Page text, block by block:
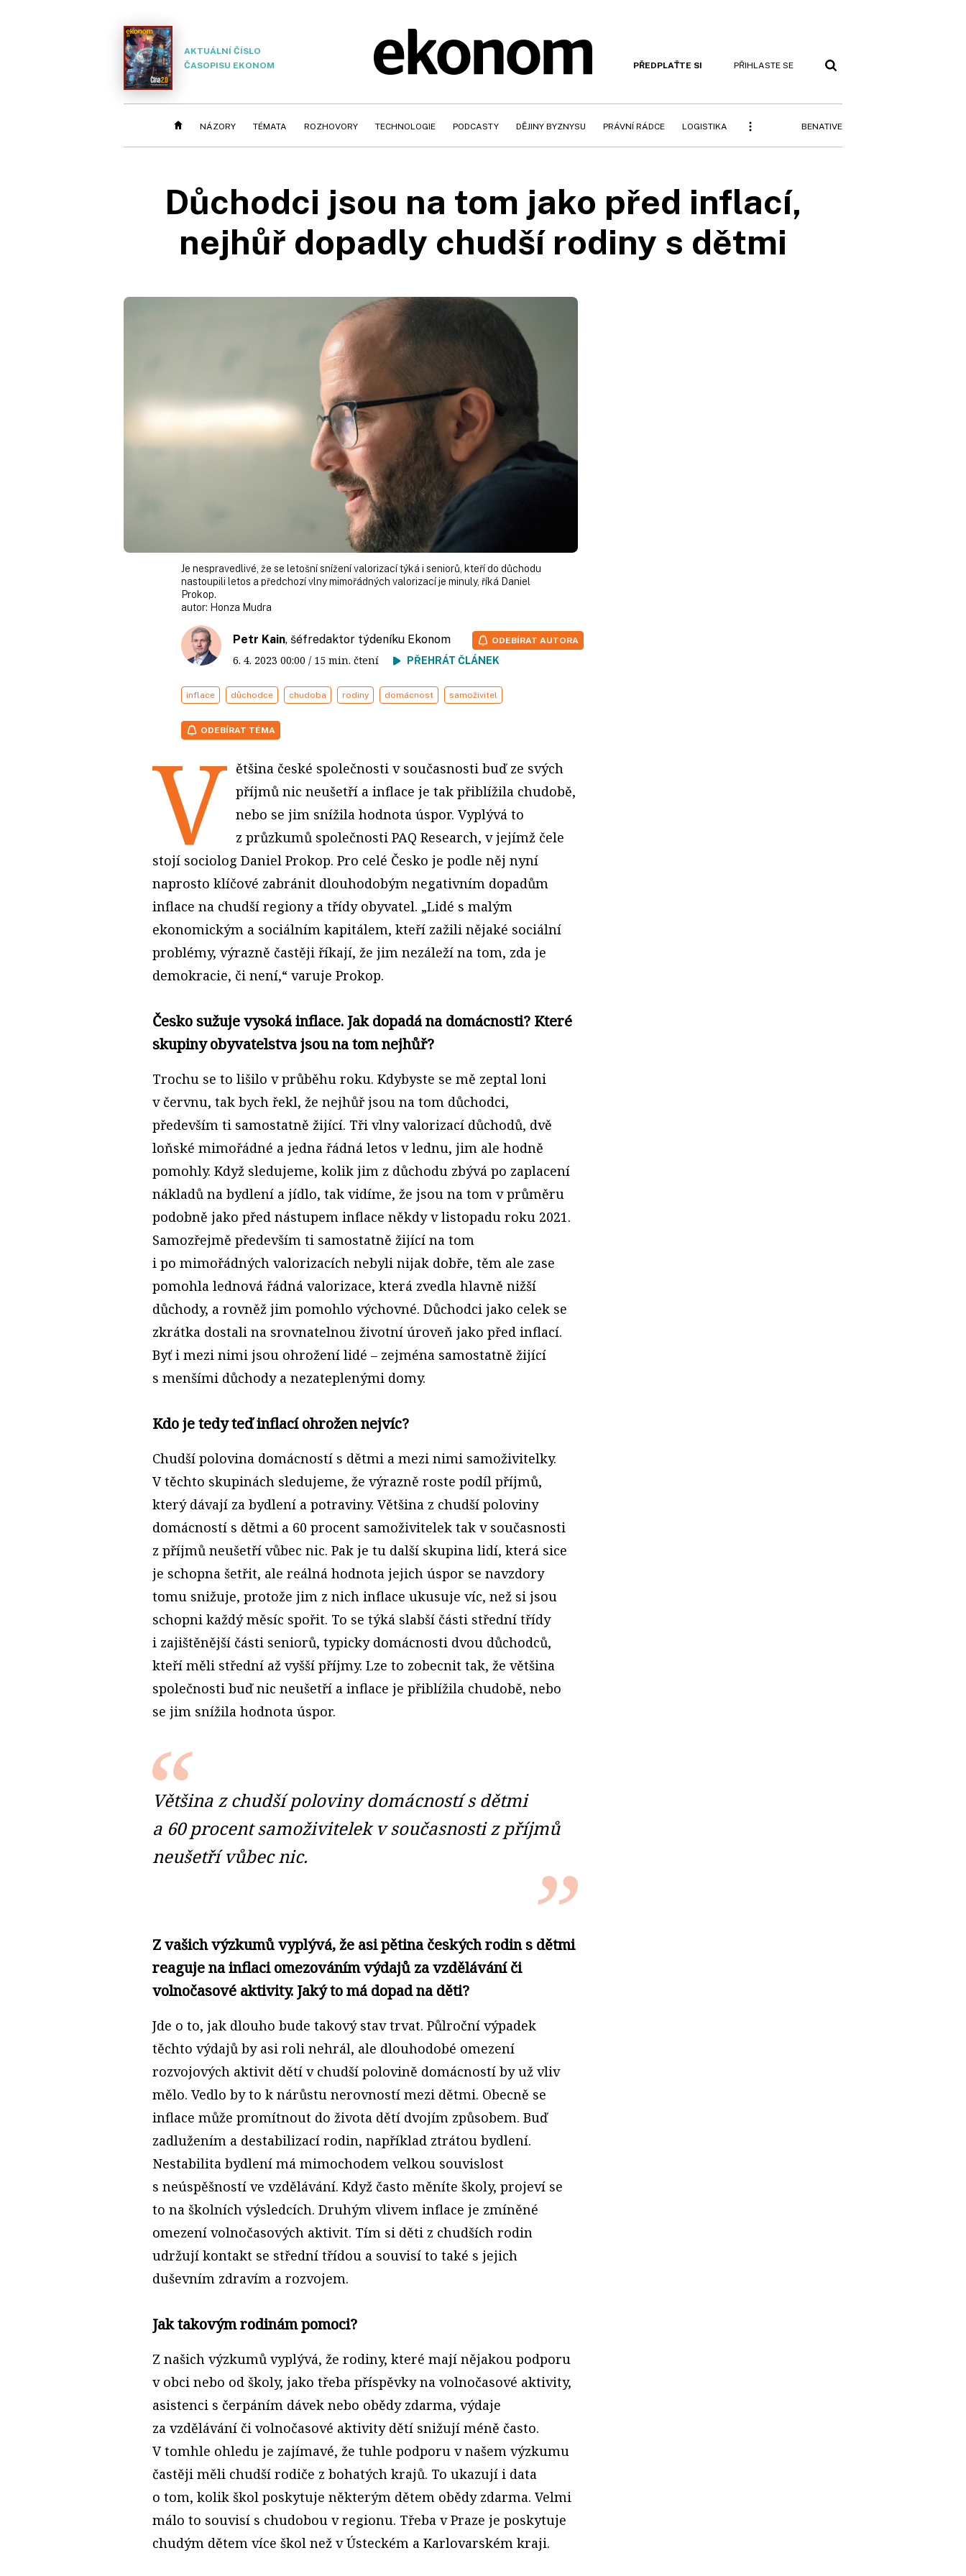
AKTUÁLNÍ ČÍSLO
ČASOPISU EKONOM
PŘEDPLAŤTE SI PŘIHLASTE SE
NÁZORY TÉMATA ROZHOVORY TECHNOLOGIE PODCASTY DĚJINY BYZNYSU PRÁVNÍ RÁDCE LOGISTIKA BENATIVE
Důchodci jsou na tom jako před inflací,
nejhůř dopadly chudší rodiny s dětmi
Je nespravedlivé, že se letošní snížení valorizací týká i seniorů, kteří do důchodu
nastoupili letos a předchozí vlny mimořádných valorizací je minuly, říká Daniel
Prokop.
autor: Honza Mudra
Petr Kain, šéfredaktor týdeníku Ekonom
6. 4. 2023 00:00 / 15 min. čtení PŘEHRÁT ČLÁNEK
ODEBÍRAT AUTORA
inflace důchodce chudoba rodiny domácnost samoživitel
ODEBÍRAT TÉMA
V ětšina české společnosti v současnosti buď ze svých
příjmů nic neušetří a inflace je tak přiblížila chudobě,
nebo se jim snížila hodnota úspor. Vyplývá to
z průzkumů společnosti PAQ Research, v jejímž čele
stojí sociolog Daniel Prokop. Pro celé Česko je podle něj nyní
naprosto klíčové zabránit dlouhodobým negativním dopadům
inflace na chudší regiony a třídy obyvatel. „Lidé s malým
ekonomickým a sociálním kapitálem, kteří zažili nějaké sociální
problémy, výrazně častěji říkají, že jim nezáleží na tom, zda je
demokracie, či není,“ varuje Prokop.
Česko sužuje vysoká inflace. Jak dopadá na domácnosti? Které
skupiny obyvatelstva jsou na tom nejhůř?
Trochu se to lišilo v průběhu roku. Kdybyste se mě zeptal loni
v červnu, tak bych řekl, že nejhůř jsou na tom důchodci,
především ti samostatně žijící. Tři vlny valorizací důchodů, dvě
loňské mimořádné a jedna řádná letos v lednu, jim ale hodně
pomohly. Když sledujeme, kolik jim z důchodu zbývá po zaplacení
nákladů na bydlení a jídlo, tak vidíme, že jsou na tom v průměru
podobně jako před nástupem inflace někdy v listopadu roku 2021.
Samozřejmě především ti samostatně žijící na tom
i po mimořádných valorizacích nebyli nijak dobře, těm ale zase
pomohla lednová řádná valorizace, která zvedla hlavně nižší
důchody, a rovněž jim pomohlo výchovné. Důchodci jako celek se
zkrátka dostali na srovnatelnou životní úroveň jako před inflací.
Byť i mezi nimi jsou ohrožení lidé – zejména samostatně žijící
s menšími důchody a nezateplenými domy.
Kdo je tedy teď inflací ohrožen nejvíc?
Chudší polovina domácností s dětmi a mezi nimi samoživitelky.
V těchto skupinách sledujeme, že výrazně roste podíl příjmů,
který dávají za bydlení a potraviny. Většina z chudší poloviny
domácností s dětmi a 60 procent samoživitelek tak v současnosti
z příjmů neušetří vůbec nic. Pak je tu další skupina lidí, která sice
je schopna šetřit, ale reálná hodnota jejich úspor se navzdory
tomu snižuje, protože jim z nich inflace ukusuje víc, než si jsou
schopni každý měsíc spořit. To se týká slabší části střední třídy
i zajištěnější části seniorů, typicky domácnosti dvou důchodců,
kteří měli střední až vyšší příjmy. Lze to zobecnit tak, že většina
společnosti buď nic neušetří a inflace je přiblížila chudobě, nebo
se jim snížila hodnota úspor.
Většina z chudší poloviny domácností s dětmi
a 60 procent samoživitelek v současnosti z příjmů
neušetří vůbec nic.
Z vašich výzkumů vyplývá, že asi pětina českých rodin s dětmi
reaguje na inflaci omezováním výdajů za vzdělávání či
volnočasové aktivity. Jaký to má dopad na děti?
Jde o to, jak dlouho bude takový stav trvat. Půlroční výpadek
těchto výdajů by asi roli nehrál, ale dlouhodobé omezení
rozvojových aktivit dětí v chudší polovině domácností by už vliv
mělo. Vedlo by to k nárůstu nerovností mezi dětmi. Obecně se
inflace může promítnout do života dětí dvojím způsobem. Buď
zadlužením a destabilizací rodin, například ztrátou bydlení.
Nestabilita bydlení má mimochodem velkou souvislost
s neúspěšností ve vzdělávání. Když často měníte školy, projeví se
to na školních výsledcích. Druhým vlivem inflace je zmíněné
omezení volnočasových aktivit. Tím si děti z chudších rodin
udržují kontakt se střední třídou a souvisí to také s jejich
duševním zdravím a rozvojem.
Jak takovým rodinám pomoci?
Z našich výzkumů vyplývá, že rodiny, které mají nějakou podporu
v obci nebo od školy, jako třeba příspěvky na volnočasové aktivity,
asistenci s čerpáním dávek nebo obědy zdarma, výdaje
za vzdělávání či volnočasové aktivity dětí snižují méně často.
V tomhle ohledu je zajímavé, že tuhle podporu v našem výzkumu
častěji měli chudší rodiče z bohatých krajů. To ukazují i data
o tom, kolik škol poskytuje některým dětem obědy zdarma. Velmi
málo to souvisí s chudobou v regionu. Třeba v Praze je poskytuje
chudým dětem více škol než v Ústeckém a Karlovarském kraji.